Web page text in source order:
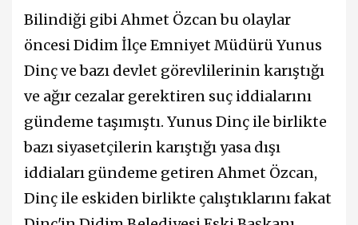
Bilindiği gibi Ahmet Özcan bu olaylar
öncesi Didim İlçe Emniyet Müdürü Yunus
Dinç ve bazı devlet görevlilerinin karıştığı
ve ağır cezalar gerektiren suç iddialarını
gündeme taşımıştı. Yunus Dinç ile birlikte
bazı siyasetçilerin karıştığı yasa dışı
iddiaları gündeme getiren Ahmet Özcan,
Dinç ile eskiden birlikte çalıştıklarını fakat